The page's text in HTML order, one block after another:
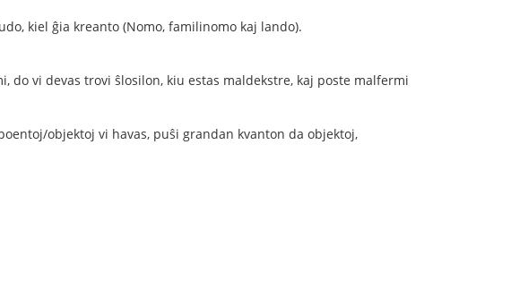
kiel ĝia kreanto (Nomo, familinomo kaj lando).
do vi devas trovi ŝlosilon, kiu estas maldekstre, kaj poste malfermi
objektoj vi havas, puŝi grandan kvanton da objektoj,